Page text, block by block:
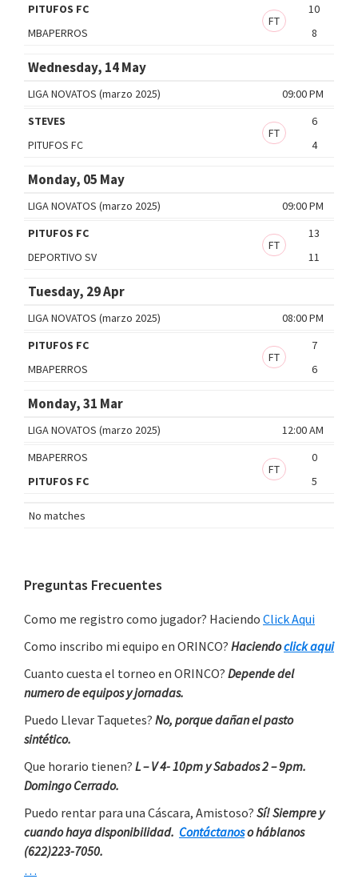
PITUFOS FC
10
FT
MBAPERROS
8
Wednesday, 14 May
09:00 PM
LIGA NOVATOS (marzo 2025)
STEVES
6
FT
PITUFOS FC
4
Monday, 05 May
09:00 PM
LIGA NOVATOS (marzo 2025)
PITUFOS FC
13
FT
DEPORTIVO SV
11
Tuesday, 29 Apr
08:00 PM
LIGA NOVATOS (marzo 2025)
PITUFOS FC
7
FT
MBAPERROS
6
Monday, 31 Mar
12:00 AM
LIGA NOVATOS (marzo 2025)
MBAPERROS
0
FT
PITUFOS FC
5
No matches
Primary
Sidebar
Preguntas Frecuentes
Como me registro como jugador? Haciendo Click Aqui
Como inscribo mi equipo en ORINCO? Haciendoclick aqui
Cuanto cuesta el torneo en ORINCO? Depende del
numero de equipos y jornadas.
Puedo Llevar Taquetes? No, porque dañan el pasto
sintético.
Que horario tienen? L – V 4- 10pm y Sabados 2 – 9pm.
Domingo Cerrado.
Puedo rentar para una Cáscara, Amistoso? Sí! Siempre y
cuando haya disponibilidad. Contáctanoso háblanos
(622)223-7050.
…